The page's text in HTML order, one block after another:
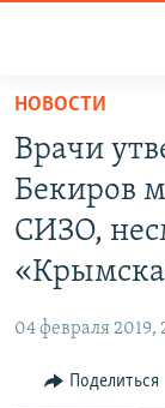
Вернуться
основному
содержанию
Вернутся
главной
Вернутся
поиску
СПЕЦПРОЕКТЫ
ГРУЗ 200
КАРТА ВОЕННЫХ
ВОДА
ИСТОРИЯ
ИНТЕРАКТИВ
ИНФОГРАФИКА
РАДІО СВОБОДА
КАК ОБОЙТИ
НОВОСТИ
Врачи
Бекиров
СИЗО,
04 февраля 2019,
Поделиться